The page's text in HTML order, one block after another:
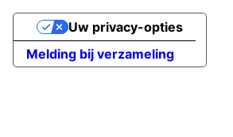
Melding bij verzameling
Uw privacy-opties